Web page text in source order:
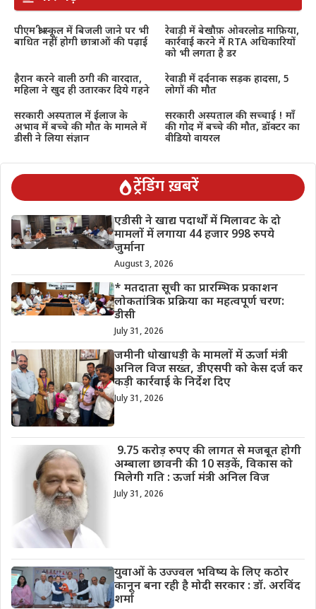
पीएम श्री स्कूल में बिजली जाने पर भी
बाधित नहीं होगी छात्राओं की पढ़ाई
रेवाड़ी में बेखौफ़ ओवरलोड माफ़िया,
कार्रवाई करने में RTA अधिकारियों
को भी लगता है डर
हैरान करने वाली ठगी की वारदात,
महिला ने खुद ही उतारकर दिये गहने
रेवाड़ी में दर्दनाक सड़क हादसा, 5
लोगों की मौत
सरकारी अस्पताल में ईलाज के
अभाव में बच्चे की मौत के मामले में
डीसी ने लिया संज्ञान
सरकारी अस्पताल की सच्चाई ! माँ
की गोद में बच्चे की मौत, डॉक्टर का
वीडियो वायरल
ट्रेंडिंग ख़बरें
एडीसी ने खाद्य पदार्थों में मिलावट के दो
मामलों में लगाया 44 हजार 998 रुपये
जुर्माना
August 3, 2026
* मतदाता सूची का प्रारम्भिक प्रकाशन
लोकतांत्रिक प्रक्रिया का महत्वपूर्ण चरण:
डीसी
July 31, 2026
जमीनी धोखाधड़ी के मामलों में ऊर्जा मंत्री
अनिल विज सख्त, डीएसपी को केस दर्ज कर
कड़ी कार्रवाई के निर्देश दिए
July 31, 2026
9.75 करोड़ रुपए की लागत से मजबूत होगी
अम्बाला छावनी की 10 सड़कें, विकास को
मिलेगी गति : ऊर्जा मंत्री अनिल विज
July 31, 2026
युवाओं के उज्ज्वल भविष्य के लिए कठोर
कानून बना रही है मोदी सरकार : डॉ. अरविंद
शर्मा